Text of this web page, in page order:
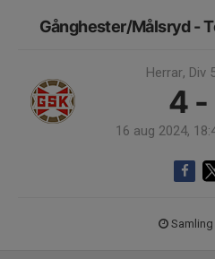
Gånghester/Målsryd -
Herrar, Div
4 -
16 aug 2024,
Samling